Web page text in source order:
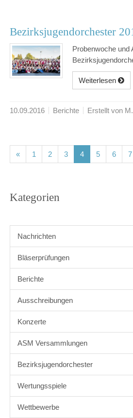
Bezirksjugendorchester
Probenwoche und
Weiterlesen
10.09.2016 Berichte Erstellt von
« 1 (current)
2(current)
3(current)
4(current)
5(current)
6 7
Kategorien
Nachrichten
Bläserprüfungen
Berichte
Ausschreibungen
Konzerte
ASM Versammlungen
Bezirksjugendorchester
Wertungsspiele
Wettbewerbe